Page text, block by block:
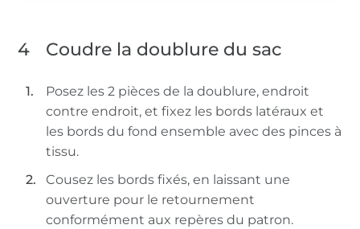
4 Coudre la doublure du sac
Posez les 2 pièces de la doublure, endroit
contre endroit, et fixez les bords latéraux et
les bords du fond ensemble avec des pinces à
tissu.
Cousez les bords fixés, en laissant une
ouverture pour le retournement
conformément aux repères du patron.